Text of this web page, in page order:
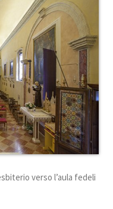
verso l’aula fedeli